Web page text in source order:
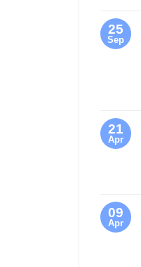
25
Sep
21
Apr
09
Apr